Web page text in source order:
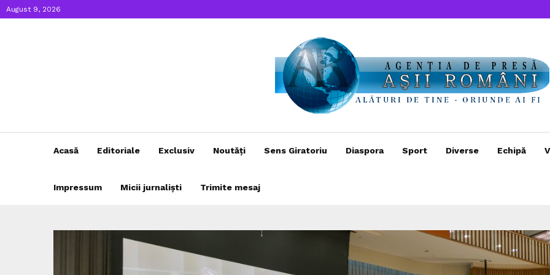
August 9, 2026
Acasă Editoriale Exclusiv Noutăți Sens Giratoriu Diaspora Sport Diverse Echipă
Impressum Micii jurnaliști Trimite mesaj